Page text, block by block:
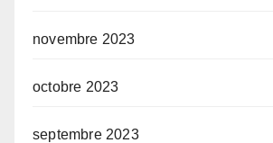
novembre 2023
octobre 2023
septembre 2023